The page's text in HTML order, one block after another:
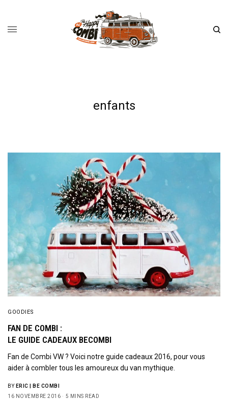
enfants
GOODIES
FAN DE COMBI :
LE GUIDE CADEAUX BECOMBI
Fan de Combi VW ? Voici notre guide cadeaux 2016, pour vous
aider à combler tous les amoureux du van mythique.
BY ERIC | BE COMBI
16 NOVEMBRE 2016
5 MINS READ